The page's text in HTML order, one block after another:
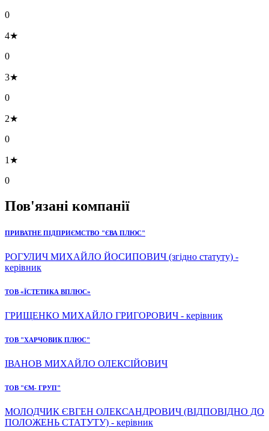
0
4★
0
3★
0
2★
0
1★
0
Пов'язані компанії
ПРИВАТНЕ ПІДПРИЄМСТВО "ЄВА ПЛЮС"
РОГУЛИЧ МИХАЙЛО ЙОСИПОВИЧ (згідно статуту) -
керівник
ТОВ «ЇСТЕТИКА ВПЛЮС»
ГРИЩЕНКО МИХАЙЛО ГРИГОРОВИЧ - керівник
ТОВ "ХАРЧОВИК ПЛЮС"
ІВАНОВ МИХАЙЛО ОЛЕКСІЙОВИЧ
ТОВ "ЄМ- ГРУП"
МОЛОДЧИК ЄВГЕН ОЛЕКСАНДРОВИЧ (ВІДПОВІДНО ДО
ПОЛОЖЕНЬ СТАТУТУ) - керівник